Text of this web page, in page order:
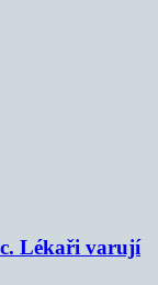
Lékaři varují